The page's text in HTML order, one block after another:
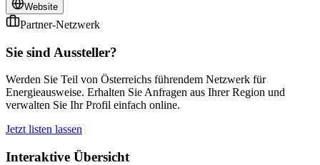
Website
Partner-Netzwerk
Sie sind Aussteller?
Werden Sie Teil von Österreichs führendem Netzwerk für
Energieausweise. Erhalten Sie Anfragen aus Ihrer Region und
verwalten Sie Ihr Profil einfach online.
Jetzt listen lassen
Interaktive Übersicht